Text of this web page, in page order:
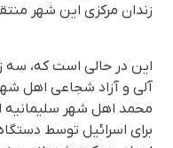
زندان مرکزی این شهر
این در حالی است که، سه
آلی و آزاد شجاعی اهل
محمد اهل شهر سلیمانیه
برای اسرائیل توسط